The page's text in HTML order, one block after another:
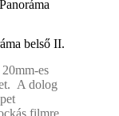
Panoráma
belső II.
es
A dolog
filmre